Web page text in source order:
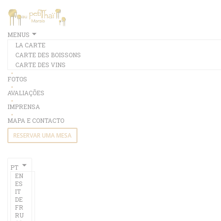
MENUS
LA CARTE
CARTE DES BOISSONS
CARTE DES VINS
FOTOS
AVALIAÇÕES
IMPRENSA
MAPA E CONTACTO
RESERVAR UMA MESA
PT
EN
ES
IT
DE
FR
RU